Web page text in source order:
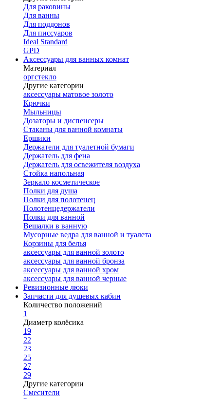
Для раковины
Для ванны
Для поддонов
Для писсуаров
Ideal Standard
GPD
Аксессуары для ванных комнат
Материал
оргстекло
Другие категории
аксессуары матовое золото
Крючки
Мыльницы
Дозаторы и диспенсеры
Стаканы для ванной комнаты
Ершики
Держатели для туалетной бумаги
Держатель для фена
Держатель для освежителя воздуха
Стойка напольная
Зеркало косметическое
Полки для душа
Полки для полотенец
Полотенцедержатели
Полки для ванной
Вешалки в ванную
Мусорные ведра для ванной и туалета
Корзины для белья
аксессуары для ванной золото
аксессуары для ванной бронза
аксессуары для ванной хром
аксессуары для ванной черные
Ревизионные люки
Запчасти для душевых кабин
Количество положений
1
Диаметр колёсика
19
22
23
25
27
29
Другие категории
Смесители